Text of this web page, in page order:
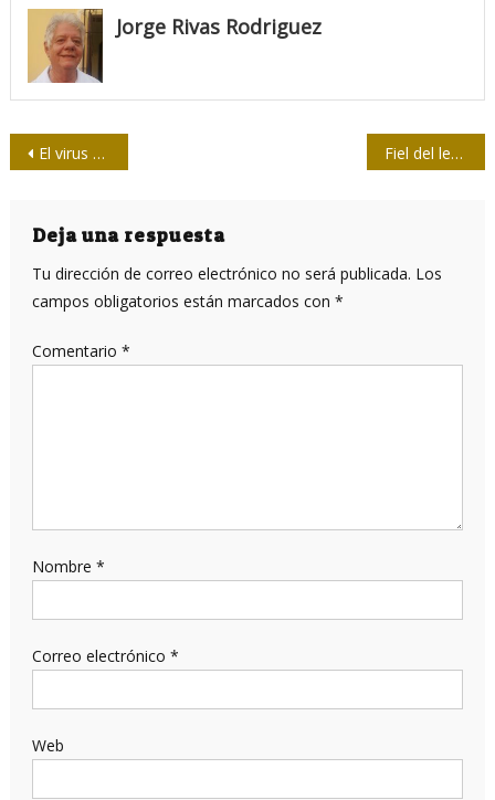
Jorge Rivas Rodriguez
Navegación
entradas
El virus más letal no es la COVID-19, es la guerra Fiel del lenguaje 57 / Comer soga no es siempre malo
Deja una respuesta
Tu dirección de correo electrónico no será publicada. Los
campos obligatorios están marcados con *
Comentario *
Nombre *
Correo electrónico *
Web